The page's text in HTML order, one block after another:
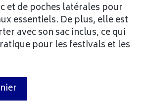
et de poches latérales pour
essentiels. De plus, elle est
avec son sac inclus, ce qui
pour les festivals et les